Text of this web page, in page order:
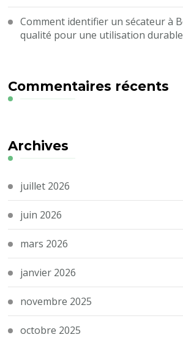
Comment identifier un sécateur à
qualité pour une utilisation durable
Commentaires récents
Archives
juillet 2026
juin 2026
mars 2026
janvier 2026
novembre 2025
octobre 2025